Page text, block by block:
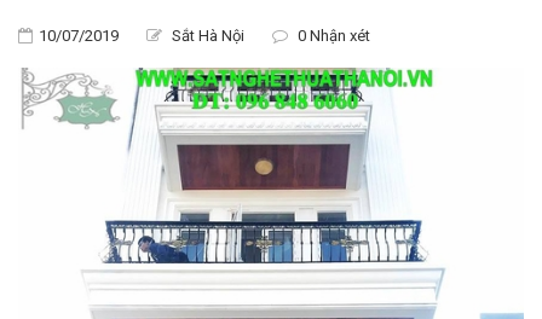
10/07/2019 Sắt Hà Nội 0 Nhận xét